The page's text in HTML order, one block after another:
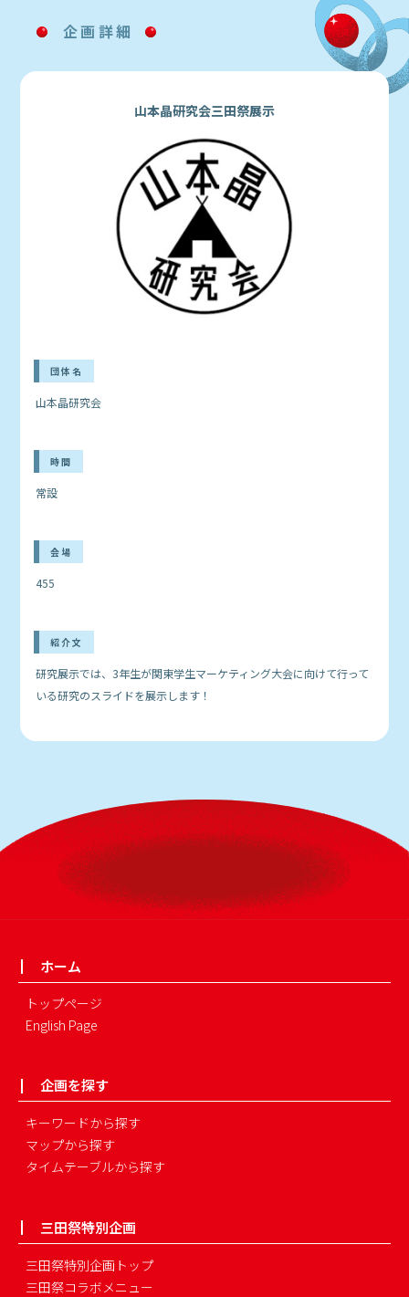
企画詳細
山本晶研究会三田祭展示
団体名
山本晶研究会
時間
常設
会場
455
紹介文
研究展示では、3年生が関東学生マーケティング大会に向けて行って
いる研究のスライドを展示します！
ホーム
トップページ
English Page
企画を探す
キーワードから探す
マップから探す
タイムテーブルから探す
三田祭特別企画
三田祭特別企画トップ
三田祭コラボメニュー